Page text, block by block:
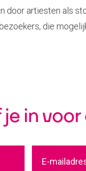
door artiesten als
die
je in